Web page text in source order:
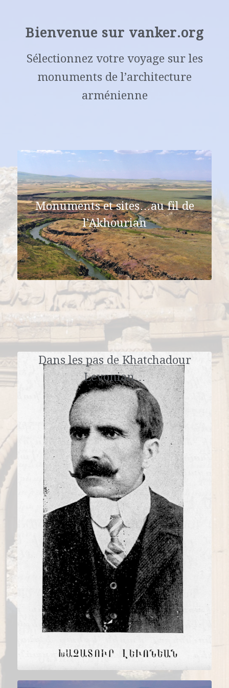
Bienvenue sur vanker.org
Sélectionnez votre voyage sur les
monuments de l’architecture
arménienne
Monuments et sites…au fil de
l’Akhourian
Dans les pas de Khatchadour
Levonian…